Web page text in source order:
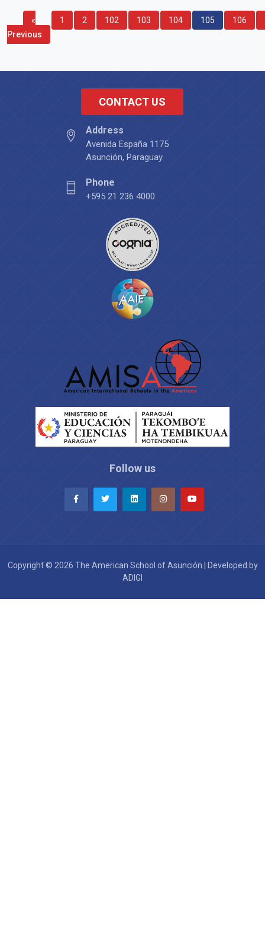
«
Previous
1 2 102 103 104 105 106
CONTACT US
Address
Avenida España 1175
Asunción, Paraguay
Phone
+595 21 236 4000
Follow us
Copyright © 2026 The American School of Asunción | Developed by
ADIGI